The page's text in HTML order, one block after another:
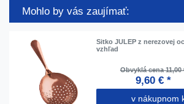
Mohlo by vás zaujímať:
Sitko JULEP z nerezovej
vzhľad
Obvyklá cena 11,00
9,60 € *
v nákupnom